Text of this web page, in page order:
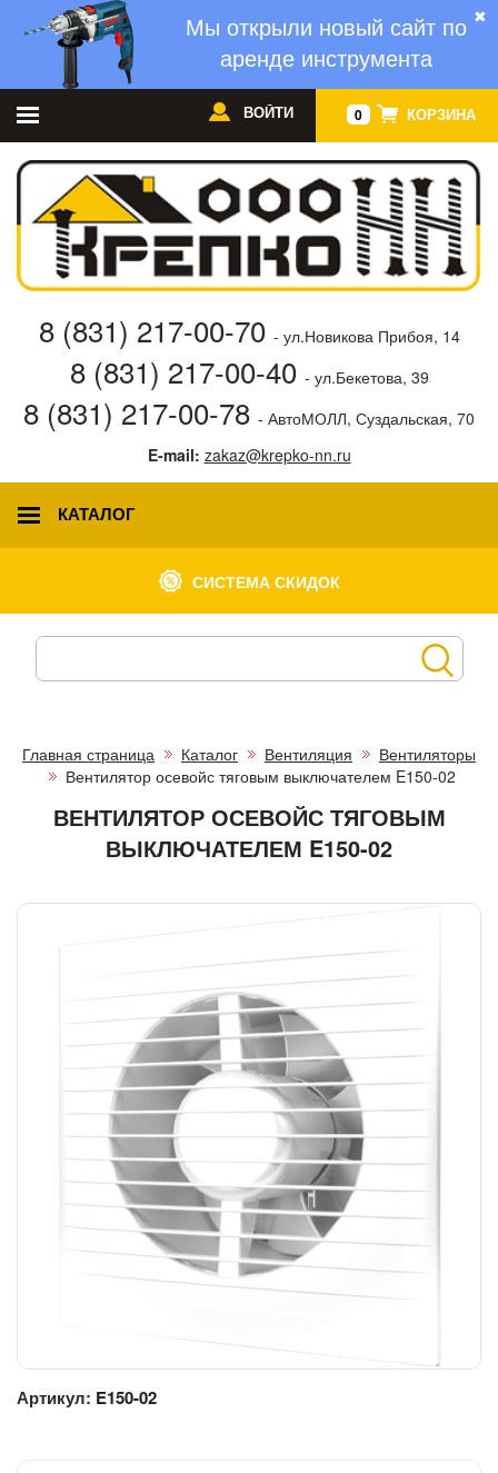
✖
Мы открыли новый сайт по
аренде инструмента
0 КОРЗИНА
ВОЙТИ
8 (831) 217-00-70 - ул.Новикова Прибоя, 14
8 (831) 217-00-40 - ул.Бекетова, 39
8 (831) 217-00-78 - АвтоМОЛЛ, Суздальская, 70
E-mail: zakaz@krepko-nn.ru
КАТАЛОГ
СИСТЕМА СКИДОК
Главная страница Каталог Вентиляция
Вентиляторы
Вентилятор осевойс тяговым выключателем E150-02
ВЕНТИЛЯТОР ОСЕВОЙС ТЯГОВЫМ
ВЫКЛЮЧАТЕЛЕМ E150-02
Артикул: E150-02